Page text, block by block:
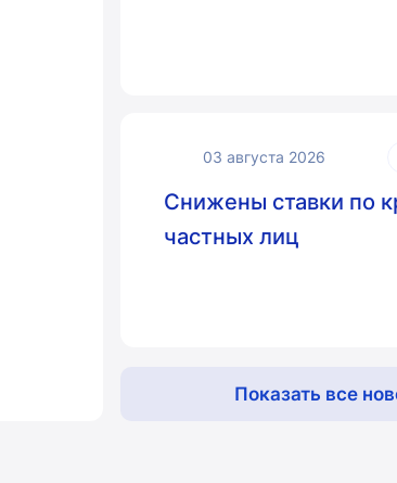
03 августа 2026
Снижены ставки по
частных лиц
Показать все